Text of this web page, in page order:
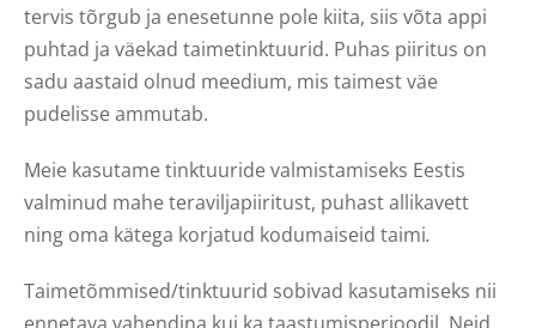
tervis tõrgub ja enesetunne pole kiita, siis võta appi
puhtad ja väekad taimetinktuurid. Puhas piiritus on
sadu aastaid olnud meedium, mis taimest väe
pudelisse ammutab.
Meie kasutame tinktuuride valmistamiseks Eestis
valminud mahe teraviljapiiritust, puhast allikavett
ning oma kätega korjatud kodumaiseid taimi.
Taimetõmmised/tinktuurid sobivad kasutamiseks nii